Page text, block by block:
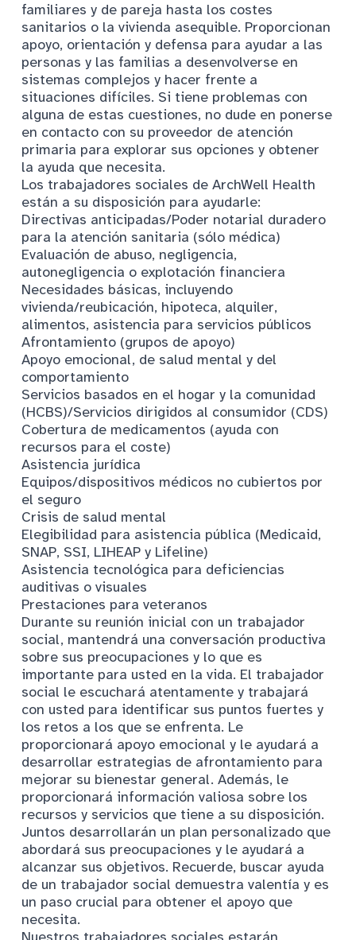
familiares y de pareja hasta los costes
sanitarios o la vivienda asequible. Proporcionan
apoyo, orientación y defensa para ayudar a las
personas y las familias a desenvolverse en
sistemas complejos y hacer frente a
situaciones difíciles. Si tiene problemas con
alguna de estas cuestiones, no dude en ponerse
en contacto con su proveedor de atención
primaria para explorar sus opciones y obtener
la ayuda que necesita.
Los trabajadores sociales de ArchWell Health
están a su disposición para ayudarle:
Directivas anticipadas/Poder notarial duradero
para la atención sanitaria (sólo médica)
Evaluación de abuso, negligencia,
autonegligencia o explotación financiera
Necesidades básicas, incluyendo
vivienda/reubicación, hipoteca, alquiler,
alimentos, asistencia para servicios públicos
Afrontamiento (grupos de apoyo)
Apoyo emocional, de salud mental y del
comportamiento
Servicios basados en el hogar y la comunidad
(HCBS)/Servicios dirigidos al consumidor (CDS)
Cobertura de medicamentos (ayuda con
recursos para el coste)
Asistencia jurídica
Equipos/dispositivos médicos no cubiertos por
el seguro
Crisis de salud mental
Elegibilidad para asistencia pública (Medicaid,
SNAP, SSI, LIHEAP y Lifeline)
Asistencia tecnológica para deficiencias
auditivas o visuales
Prestaciones para veteranos
Durante su reunión inicial con un trabajador
social, mantendrá una conversación productiva
sobre sus preocupaciones y lo que es
importante para usted en la vida. El trabajador
social le escuchará atentamente y trabajará
con usted para identificar sus puntos fuertes y
los retos a los que se enfrenta. Le
proporcionará apoyo emocional y le ayudará a
desarrollar estrategias de afrontamiento para
mejorar su bienestar general. Además, le
proporcionará información valiosa sobre los
recursos y servicios que tiene a su disposición.
Juntos desarrollarán un plan personalizado que
abordará sus preocupaciones y le ayudará a
alcanzar sus objetivos. Recuerde, buscar ayuda
de un trabajador social demuestra valentía y es
un paso crucial para obtener el apoyo que
necesita.